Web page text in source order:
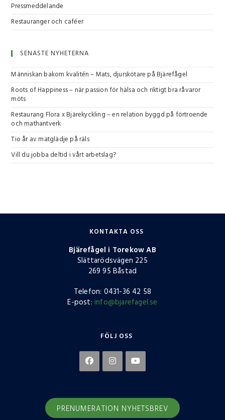
Pressmeddelande
Restauranger och caféer
SENASTE NYHETERNA
Människan bakom kvalitén – Mats, djurskötare på Bjärefågel
Roots of Happiness – när passion för hälsa och riktigt bra råvaror
möts
Restaurang Flora x Bjärekyckling – en relation byggd på förtroende
och mathantverk
Tio år av matglädje på räls
Vill du jobba deltid i vårt arbetslag?
KONTAKTA OSS
Bjärefågel i Torekow AB
Slättarödsvägen 225
269 95 Båstad
Telefon: 0431-36 42 58
E-post: info@bjarefagel.se
FÖLJ OSS
PRENUMERATION NYHETSBREV